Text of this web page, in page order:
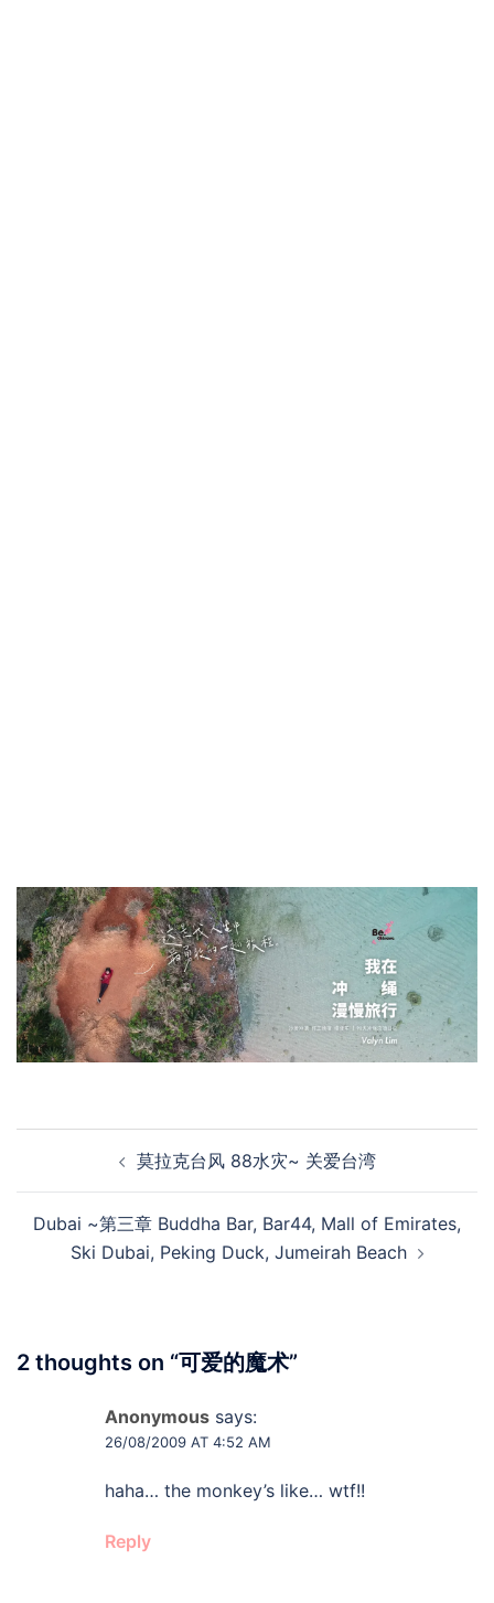
navigation莫拉克台风 88水灾~ 关爱台湾
Dubai ~第三章 Buddha Bar, Bar44, Mall of Emirates,
Ski Dubai, Peking Duck, Jumeirah Beach
2 thoughts on “可爱的魔术”
Anonymous says:
26/08/2009 AT 4:52 AM
haha… the monkey’s like… wtf!!
Reply